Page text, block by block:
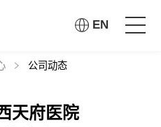
EN
公司动态
天府医院